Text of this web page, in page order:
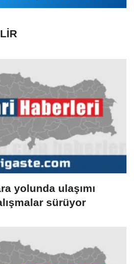
yolunda ulaşımı
sürüyor